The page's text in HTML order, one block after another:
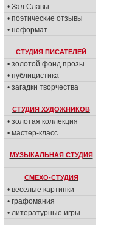
• Зал Славы
• поэтические отзывы
• неформат
СТУДИЯ ПИСАТЕЛЕЙ
• золотой фонд прозы
• публицистика
• загадки творчества
СТУДИЯ ХУДОЖНИКОВ
• золотая коллекция
• мастер-класс
МУЗЫКАЛЬНАЯ СТУДИЯ
СМЕХО-СТУДИЯ
• веселые картинки
• графомания
• литературные игры